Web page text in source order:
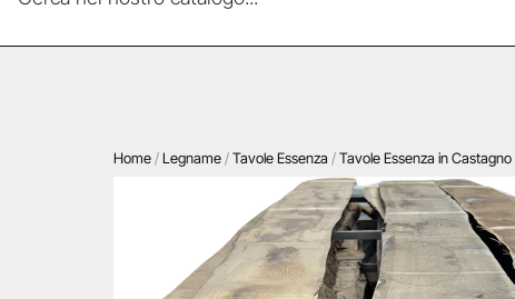
Home /Legname /Tavole Essenza /Tavole Essenza in Castagno